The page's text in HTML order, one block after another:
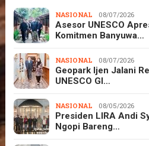
NASIONAL 08/07/2026
Asesor UNESCO
Komitmen Banyuwa…
NASIONAL 08/07/2026
Geopark Ijen Jalani
UNESCO Gl…
NASIONAL 08/05/2026
Presiden LIRA Andi
Ngopi Bareng…